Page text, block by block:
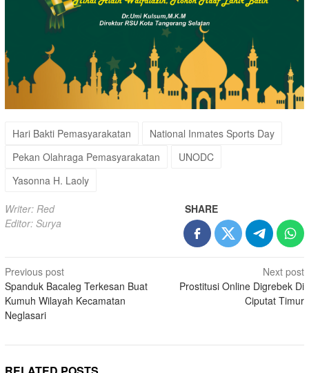
Hari Bakti Pemasyarakatan
National Inmates Sports Day
Pekan Olahraga Pemasyarakatan
UNODC
Yasonna H. Laoly
Writer: Red
Editor: Surya
SHARE
Post
navigation
Previous post
Spanduk Bacaleg Terkesan Buat
Kumuh Wilayah Kecamatan
Neglasari
Next post
Prostitusi Online Digrebek Di
Ciputat Timur